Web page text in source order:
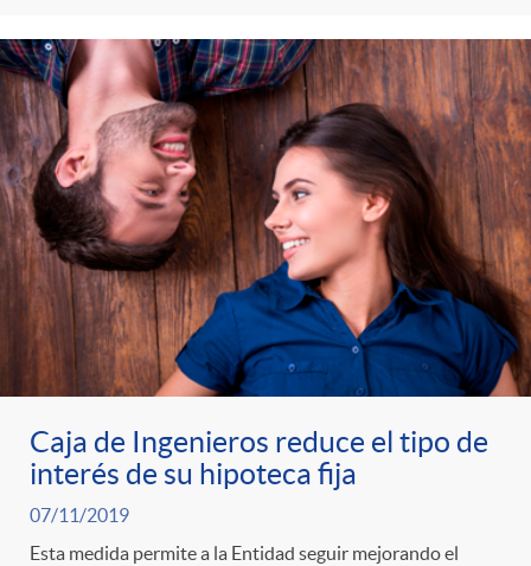
Caja de Ingenieros reduce el tipo de
interés de su hipoteca fija
07/11/2019
Esta medida permite a la Entidad seguir mejorando el